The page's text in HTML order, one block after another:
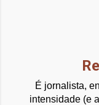
É jornalista,
intensidade (e